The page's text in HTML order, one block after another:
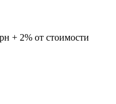
+ 2% от стоимости